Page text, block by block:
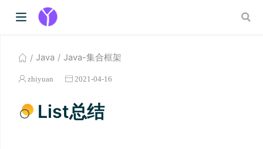
Java Java-集合框架
zhiyuan 2021-04-16
List总结